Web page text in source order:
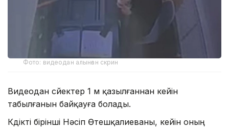
Фото: видеодан алынған скрин
Видеодан сүйектер 1 м қазылғаннан кейін
табылғанын байқауға болады.
Күдікті бірінші Нәсіп Өтешқалиеваны, кейін оның